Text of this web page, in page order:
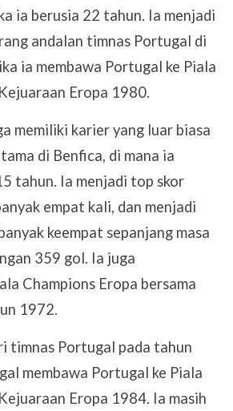
ia berusia 22 tahun. Ia menjadi
andalan timnas Portugal di
ia membawa Portugal ke Piala
Eropa 1980.
memiliki karier yang luar biasa
di Benfica, di mana ia
tahun. Ia menjadi top skor
empat kali, dan menjadi
keempat sepanjang masa
359 gol. Ia juga
Champions Eropa bersama
1972.
timnas Portugal pada tahun
membawa Portugal ke Piala
Eropa 1984. Ia masih